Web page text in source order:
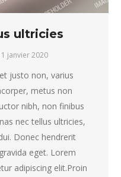
ultricies
janvier 2020
justo non, varius
metus non
nibh, non finibus
nec tellus ultricies,
Donec hendrerit
eget. Lorem
adipiscing elit.Proin